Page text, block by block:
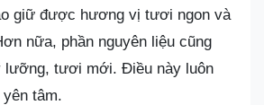
giữ được hương vị tươi ngon và
nữa, phần nguyên liệu cũng
tươi mới. Điều này luôn
tâm.